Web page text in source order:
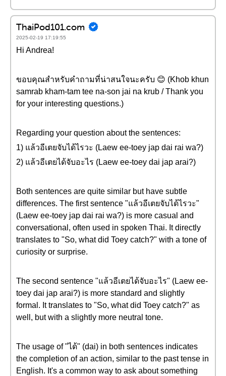
ThaiPod101.com
2025-02-19 17:19:55
Hi Andrea!
ขอบคุณสำหรับคำถามที่น่าสนใจนะครับ 😊 (Khob khun
samrab kham-tam tee na-son jai na krub / Thank you
for your interesting questions.)
Regarding your question about the sentences:
1) แล้วอีเตยจับได้ไรวะ (Laew ee-toey jap dai rai wa?)
2) แล้วอีเตยได้จับอะไร (Laew ee-toey dai jap arai?)
Both sentences are quite similar but have subtle
differences. The first sentence "แล้วอีเตยจับได้ไรวะ"
(Laew ee-toey jap dai rai wa?) is more casual and
conversational, often used in spoken Thai. It directly
translates to "So, what did Toey catch?" with a tone of
curiosity or surprise.
The second sentence "แล้วอีเตยได้จับอะไร" (Laew ee-
toey dai jap arai?) is more standard and slightly
formal. It translates to "So, what did Toey catch?" as
well, but with a slightly more neutral tone.
The usage of "ได้" (dai) in both sentences indicates
the completion of an action, similar to the past tense in
English. It's a common way to ask about something